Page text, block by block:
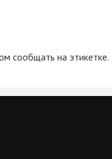
сообщать на этикетке.